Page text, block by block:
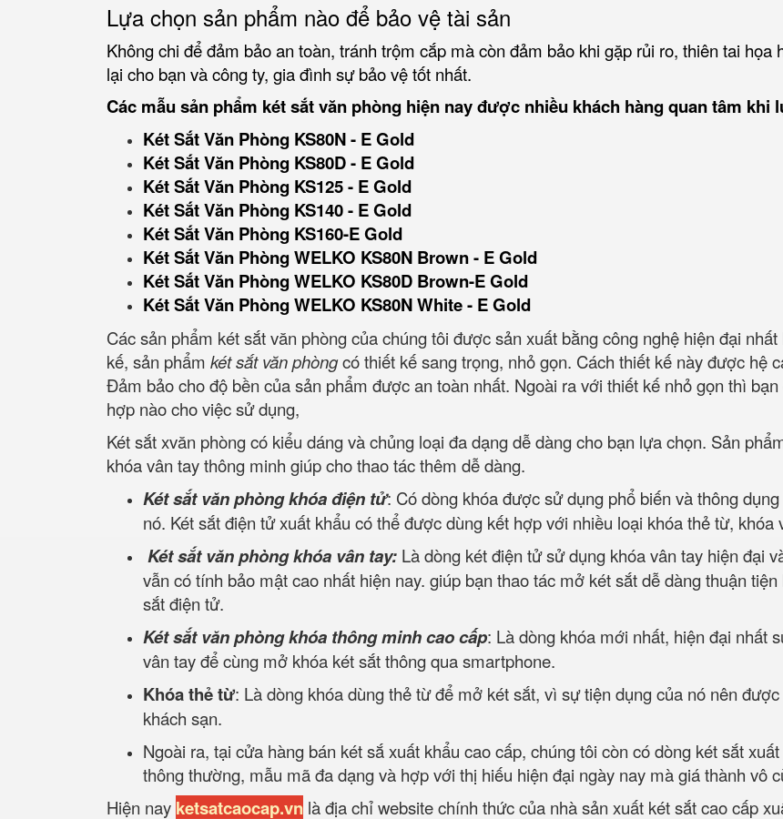
Lựa chọn sản phẩm nào để bảo vệ tài sản
Không chi để đảm bảo an toàn, tránh trộm cắp mà còn đảm bảo khi gặp rủi ro, thiên tai
lại cho bạn và công ty, gia đình sự bảo vệ tốt nhất.
Các mẫu sản phẩm két sắt văn phòng hiện nay được nhiều khách hàng quan tâm khi
Két Sắt Văn Phòng KS80N - E Gold
Két Sắt Văn Phòng KS80D - E Gold
Két Sắt Văn Phòng KS125 - E Gold
Két Sắt Văn Phòng KS140 - E Gold
Két Sắt Văn Phòng KS160-E Gold
Két Sắt Văn Phòng WELKO KS80N Brown - E Gold
Két Sắt Văn Phòng WELKO KS80D Brown-E Gold
Két Sắt Văn Phòng WELKO KS80N White - E Gold
Các sản phẩm két sắt văn phòng của chúng tôi được sản xuất bằng công nghệ hiện đại
kế, sản phẩm két sắt văn phòngcó thiết kế sang trọng, nhỏ gọn. Cách thiết kế này được hệ
Đảm bảo cho độ bền của sản phẩm được an toàn nhất. Ngoài ra với thiết kế nhỏ gọn thì
hợp nào cho việc sử dụng,
Két sắt xvăn phòng có kiểu dáng và chủng loại đa dạng dễ dàng cho bạn lựa chọn. Sản
khóa vân tay thông minh giúp cho thao tác thêm dễ dàng.
Két sắt văn phòng khóa điện tử: Có dòng khóa được sử dụng phổ biến và thông
nó. Két sắt điện tử xuất khẩu có thể được dùng kết hợp với nhiều loại khóa thẻ từ, khóa
Két sắt văn phòng khóa vân tay: Là dòng két điện tử sử dụng khóa vân tay hiện đại
vẫn có tính bảo mật cao nhất hiện nay. giúp bạn thao tác mở két sắt dễ dàng thuận
sắt điện tử.
Két sắt văn phòng khóa thông minh cao cấp: Là dòng khóa mới nhất, hiện đại nhất
vân tay để cùng mở khóa két sắt thông qua smartphone.
Khóa thẻ từ: Là dòng khóa dùng thẻ từ để mở két sắt, vì sự tiện dụng của nó nên
khách sạn.
Ngoài ra, tại cửa hàng bán két sắ xuất khẩu cao cấp, chúng tôi còn có dòng két sắt
thông thường, mẫu mã đa dạng và hợp với thị hiếu hiện đại ngày nay mà giá thành vô
Hiện nay ketsatcaocap.vn là địa chỉ website chính thức của nhà sản xuất két sắt cao cấp